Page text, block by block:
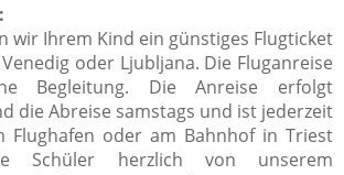
wir Ihrem Kind ein günstiges Flugticket
oder Ljubljana. Die Fluganreise
Begleitung. Die Anreise erfolgt
die Abreise samstags und ist jederzeit
Flughafen oder am Bahnhof in Triest
Schüler herzlich von unserem